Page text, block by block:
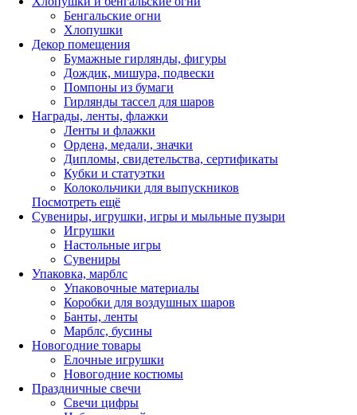
Бенгальские огни
Хлопушки
Декор помещения
Бумажные гирлянды, фигуры
Дождик, мишура, подвески
Помпоны из бумаги
Гирлянды тассел для шаров
Награды, ленты, флажки
Ленты и флажки
Ордена, медали, значки
Дипломы, свидетельства, сертификаты
Кубки и статуэтки
Колокольчики для выпускников
Посмотреть ещё
Сувениры, игрушки, игры и мыльные пузыри
Игрушки
Настольные игры
Сувениры
Упаковка, марблс
Упаковочные материалы
Коробки для воздушных шаров
Банты, ленты
Марблс, бусины
Новогодние товары
Елочные игрушки
Новогодние костюмы
Праздничные свечи
Свечи цифры